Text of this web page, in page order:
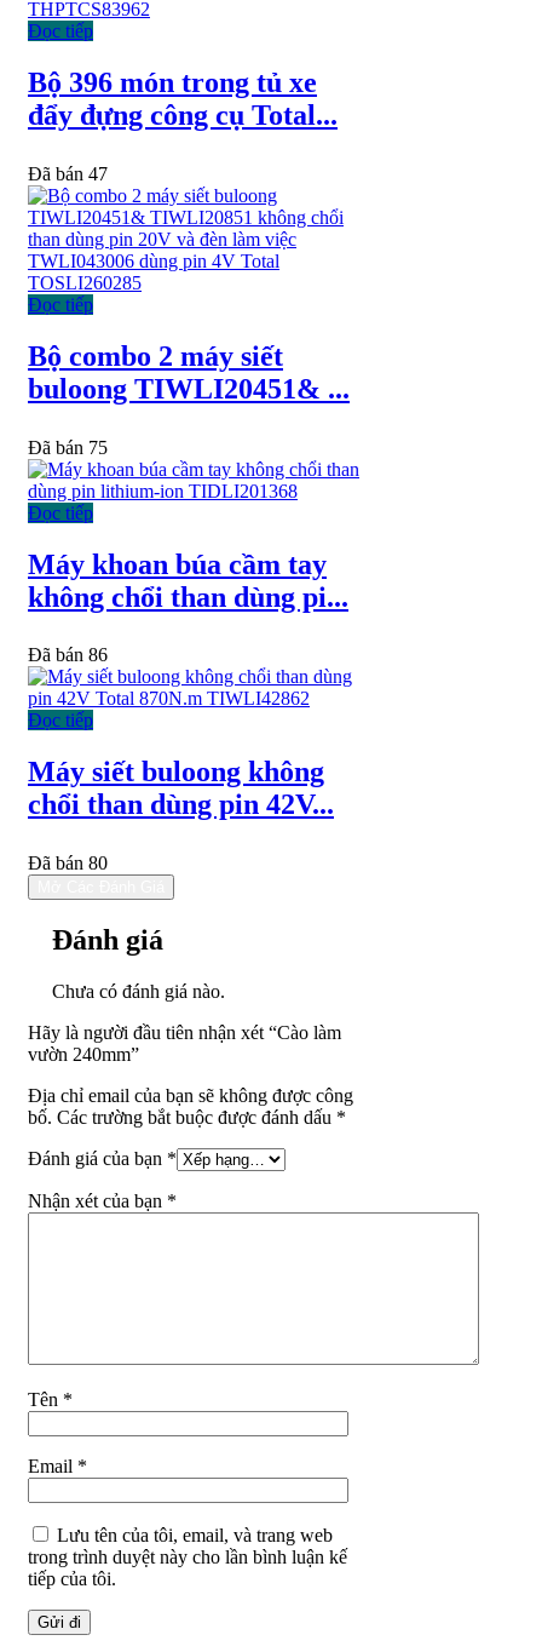
Đọc tiếp
Bộ 396 món trong tủ xe
đẩy đựng công cụ Total...
Đã bán 47
Đọc tiếp
Bộ combo 2 máy siết
buloong TIWLI20451& ...
Đã bán 75
Đọc tiếp
Máy khoan búa cầm tay
không chổi than dùng pi...
Đã bán 86
Đọc tiếp
Máy siết buloong không
chổi than dùng pin 42V...
Đã bán 80
Đánh giá
Chưa có đánh giá nào.
Hãy là người đầu tiên nhận xét “Cào làm
vườn 240mm”
Địa chỉ email của bạn sẽ không được công
bố. Các trường bắt buộc được đánh dấu *
Đánh giá của bạn *
Nhận xét của bạn *
Tên *
Email *
Lưu tên của tôi, email, và trang web
trong trình duyệt này cho lần bình luận kế
tiếp của tôi.